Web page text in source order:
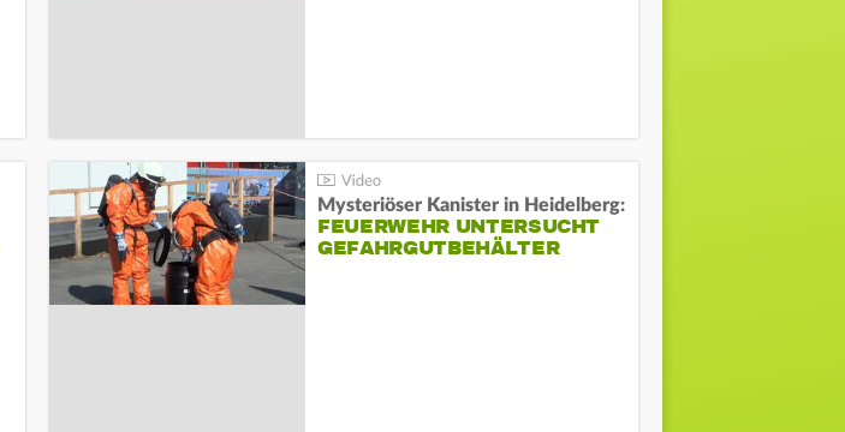
Mysteriöser Kanister in Heidelberg:
FEUERWEHR UNTERSUCHT
GEFAHRGUTBEHÄLTER